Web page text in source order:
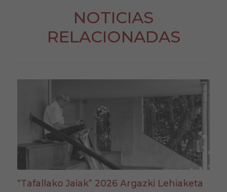
NOTICIAS
RELACIONADAS
“Tafallako Jaiak” 2026 Argazki Lehiaketa